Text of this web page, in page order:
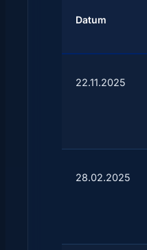
Datum
22.11.2025
28.02.2025